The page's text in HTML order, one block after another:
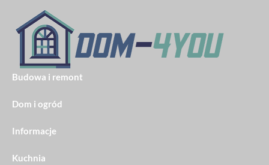
Budowa i remont
Dom i ogród
Informacje
Kuchnia